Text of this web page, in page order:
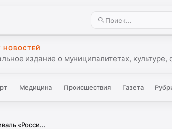
НОВОСТЕЙ
издание о муниципалитетах,
Медицина Происшествия Газета
«Росси...